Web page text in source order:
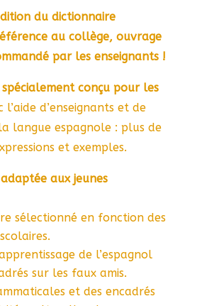
du dictionnaire
au collège, ouvrage
par les enseignants !
spécialement conçu pour les
l’aide d’enseignants et de
langue espagnole : plus de
et exemples.
aux jeunes
sélectionné en fonction des
de l’espagnol
sur les faux amis.
et des encadrés